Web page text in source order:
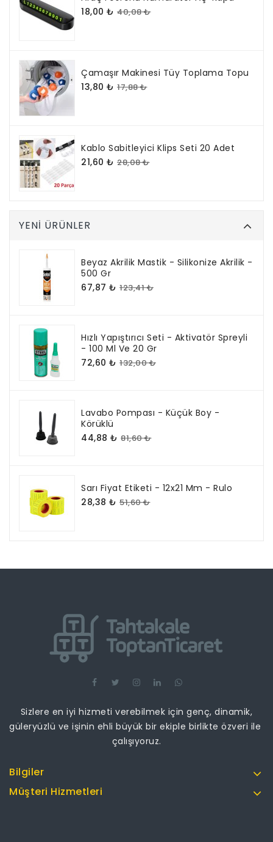
18,00 ₺ 40,08 ₺
Çamaşır Makinesi Tüy Toplama Topu
13,80 ₺ 17,88 ₺
Kablo Sabitleyici Klips Seti 20 Adet
21,60 ₺ 28,08 ₺
YENI ÜRÜNLER
Beyaz Akrilik Mastik - Silikonize Akrilik -
500 Gr
67,87 ₺ 123,41 ₺
Hızlı Yapıştırıcı Seti - Aktivatör Spreyli
- 100 Ml Ve 20 Gr
72,60 ₺ 132,00 ₺
Lavabo Pompası - Küçük Boy -
Körüklü
44,88 ₺ 81,60 ₺
Sarı Fiyat Etiketi - 12x21 Mm - Rulo
28,38 ₺ 51,60 ₺
Sizlere en iyi hizmeti verebilmek için genç, dinamik,
güleryüzlü ve işinin ehli büyük bir ekiple birlikte özveri ile
çalışıyoruz.
Bilgiler
Müşteri Hizmetleri